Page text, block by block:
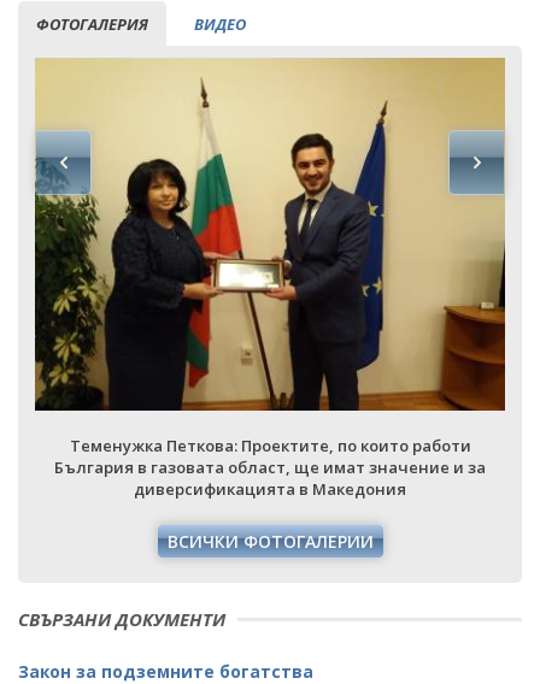
ФОТОГАЛЕРИЯ ВИДЕО
Теменужка Петкова: Проектите, по които работи
България в газовата област, ще имат значение и за
диверсификацията в Македония
ВСИЧКИ ФОТОГАЛЕРИИ
СВЪРЗАНИ ДОКУМЕНТИ
Закон за подземните богатства